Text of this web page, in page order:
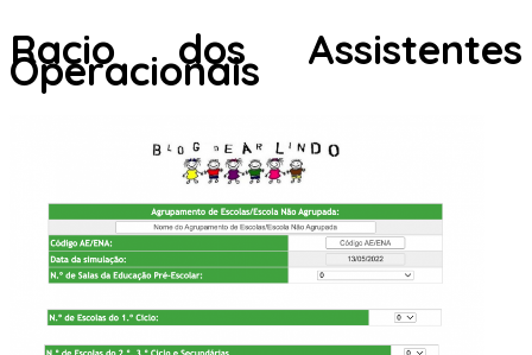
Racio dos Assistentes
Operacionais